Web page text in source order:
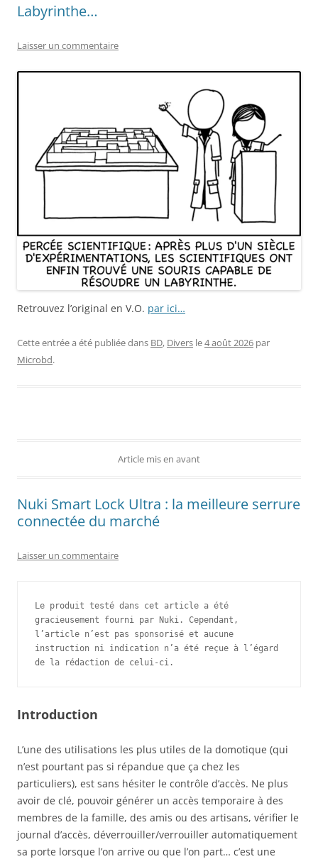
Labyrinthe…
Laisser un commentaire
Retrouvez l’original en V.O. par ici…
Cette entrée a été publiée dans BD, Divers le4 août 2026 par
Microbd.
Article mis en avant
Nuki Smart Lock Ultra : la meilleure serrure
connectée du marché
Laisser un commentaire
Le produit testé dans cet article a été
gracieusement fourni par Nuki. Cependant,
l’article n’est pas sponsorisé et aucune
instruction ni indication n’a été reçue à l’égard
de la rédaction de celui-ci.
Introduction
L’une des utilisations les plus utiles de la domotique (qui
n’est pourtant pas si répandue que ça chez les
particuliers), est sans hésiter le contrôle d’accès. Ne plus
avoir de clé, pouvoir générer un accès temporaire à des
membres de la famille, des amis ou des artisans, vérifier le
journal d’accès, déverrouiller/verrouiller automatiquement
sa porte lorsque l’on arrive ou que l’on part… c’est une